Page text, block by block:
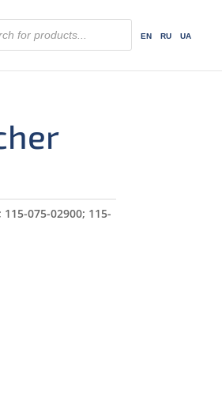
EN RU UA
075-02900; 115-